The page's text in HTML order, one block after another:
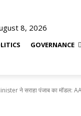
8, 2026
GOVERNANCE
ने सराहा पंजाब का मॉडल: